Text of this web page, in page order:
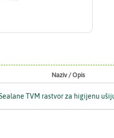
Naziv / Opis
TVM rastvor za higijenu